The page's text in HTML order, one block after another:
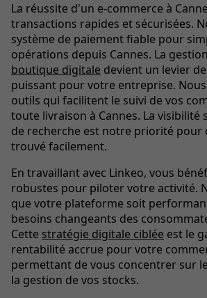
La réussite d'un e-commerce à
transactions rapides et sécurisées.
système de paiement fiable pour
opérations depuis Cannes. La
boutique digitale devient un levier
puissant pour votre entreprise.
outils qui facilitent le suivi de vos
toute livraison à Cannes. La visibilité
de recherche est notre priorité pour
trouvé facilement.
En travaillant avec Linkeo, vous
robustes pour piloter votre activité.
que votre plateforme soit
besoins changeants des
Cette stratégie digitale ciblée est le
rentabilité accrue pour votre
permettant de vous concentrer sur
la gestion de vos stocks.